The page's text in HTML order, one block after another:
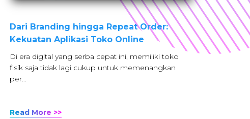
Dari Branding hingga Repeat Order:
Kekuatan Aplikasi Toko Online
Di era digital yang serba cepat ini, memiliki toko
fisik saja tidak lagi cukup untuk memenangkan
per…
Read More >>